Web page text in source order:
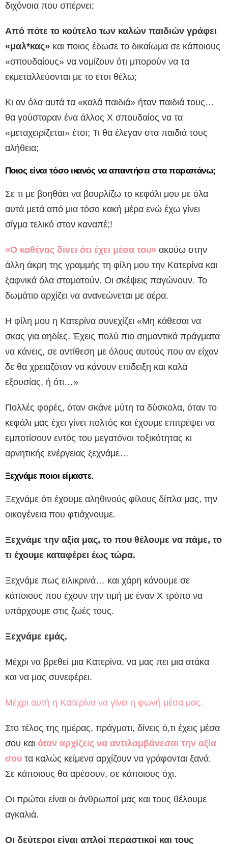
διχόνοια που σπέρνει;
Από πότε το κούτελο των καλών παιδιών γράφει
«μαλ*κας» και ποιος έδωσε το δικαίωμα σε κάποιους
«σπουδαίους» να νομίζουν ότι μπορούν να τα
εκμεταλλεύονται με το έτσι θέλω;
Κι αν όλα αυτά τα «καλά παιδιά» ήταν παιδιά τους…
θα γούσταραν ένα άλλος Χ σπουδαίος να τα
«μεταχειρίζεται» έτσι; Τι θα έλεγαν στα παιδιά τους
αλήθεια;
Ποιος είναι τόσο ικανός να απαντήσει στα παραπάνω;
Σε τι με βοηθάει να βουρλίζω το κεφάλι μου με όλα
αυτά μετά από μια τόσο κακή μέρα ενώ έχω γίνει
σίγμα τελικό στον καναπέ;!
«Ο καθένας δίνει ότι έχει μέσα του» ακούω στην
άλλη άκρη της γραμμής τη φίλη μου την Κατερίνα και
ξαφνικά όλα σταματούν. Οι σκέψεις παγώνουν. Το
δωμάτιο αρχίζει να ανανεώνεται με αέρα.
Η φίλη μου η Κατερίνα συνεχίζει «Μη κάθεσαι να
σκας για αηδίες. Έχεις πολύ πιο σημαντικά πράγματα
να κάνεις, σε αντίθεση με όλους αυτούς που αν είχαν
δε θα χρειαζόταν να κάνουν επίδειξη και καλά
εξουσίας, ή ότι…»
Πολλές φορές, όταν σκάνε μύτη τα δύσκολα, όταν το
κεφάλι μας έχει γίνει πολτός και έχουμε επιτρέψει να
εμποτίσουν εντός του μεγατόνοι τοξικότητας κι
αρνητικής ενέργειας ξεχνάμε…
Ξεχνάμε ποιοι είμαστε.
Ξεχνάμε ότι έχουμε αληθινούς φίλους δίπλα μας, την
οικογένεια που φτιάχνουμε.
Ξεχνάμε την αξία μας, το που θέλουμε να πάμε, το
τι έχουμε καταφέρει έως τώρα.
Ξεχνάμε πως ειλικρινά… και χάρη κάνουμε σε
κάποιους που έχουν την τιμή με έναν Χ τρόπο να
υπάρχουμε στις ζωές τους.
Ξεχνάμε εμάς.
Μέχρι να βρεθεί μια Κατερίνα, να μας πει μια ατάκα
και να μας συνεφέρει.
Μέχρι αυτή η Κατερίνα να γίνει η φωνή μέσα μας.
Στο τέλος της ημέρας, πράγματι, δίνεις ό,τι έχεις μέσα
σου και όταν αρχίζεις να αντιλαμβάνεσαι την αξία
σου τα καλώς κείμενα αρχίζουν να γράφονται ξανά.
Σε κάποιους θα αρέσουν, σε κάποιους όχι.
Οι πρώτοι είναι οι άνθρωποί μας και τους θέλουμε
αγκαλιά.
Οι δεύτεροι είναι απλοί περαστικοί και τους